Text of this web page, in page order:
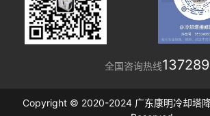
全国咨询热线
Copyright © 2020-2024 广东康明冷却塔